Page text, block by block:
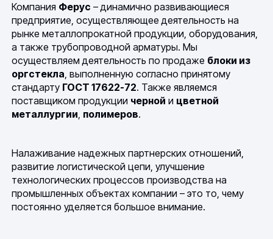
Компания Ферус – динамично развивающиеся
предприятие, осуществляющее деятельность на
рынке металлопрокатной продукции, оборудования,
а также трубопроводной арматуры. Мы
осуществляем деятельность по продаже блоки из
оргстекла, выполненную согласно принятому
стандарту ГОСТ 17622-72. Также являемся
поставщиком продукции черной и цветной
металлургии, полимеров.
Налаживание надежных партнерских отношений,
развитие логистической цепи, улучшение
технологических процессов производства на
промышленных объектах компании – это то, чему
постоянно уделяется большое внимание.